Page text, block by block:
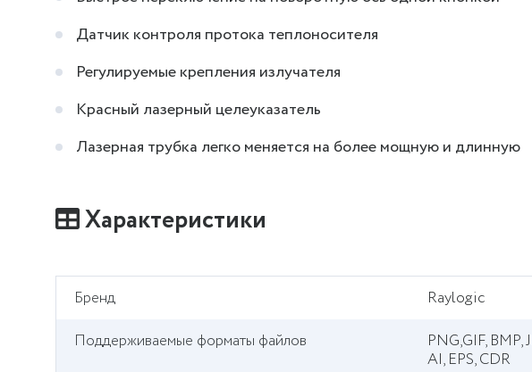
Датчик контроля протока теплоносителя
Регулируемые крепления излучателя
Красный лазерный целеуказатель
Лазерная трубка легко меняется на более мощную и длинную
Характеристики
Бренд
Raylogic
Поддерживаемые форматы файлов
PNG,GIF, BMP,
AI, EPS, CDR